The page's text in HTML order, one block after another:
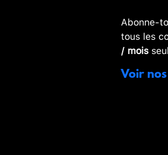
Abonne-
tous les
/ mois
Voir